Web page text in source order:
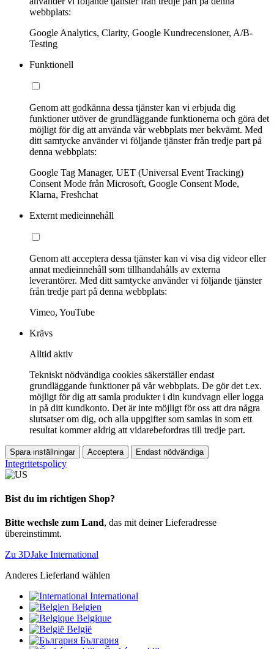
webbplats:
Google Analytics, Clarity, Google Kundrecensioner, A/B-
Testing
Funktionell
Genom att godkänna dessa tjänster kan vi erbjuda dig
funktioner utöver de grundläggande funktionerna och göra det
möjligt för dig att använda vår webbplats mer bekvämt. Med
ditt samtycke använder vi följande tjänster från tredje part på
denna webbplats:
Google Tag Manager, UET (Universal Event Tracking)
Consent Mode från Microsoft, Google Consent Mode,
Klarna, Freshchat
Externt medieinnehåll
Genom att acceptera dessa tjänster kan vi visa dig videor eller
annat medieinnehåll som tillhandahålls av externa
leverantörer. Med ditt samtycke använder vi följande tjänster
från tredje part på denna webbplats:
Vimeo, YouTube
Krävs
Alltid aktiv
Tekniskt nödvändiga cookies säkerställer endast
grundläggande funktioner på vår webbplats. De gör det t.ex.
möjligt för dig att samla produkter i din kundvagn eller logga
in på ditt kundkonto. Det är inte möjligt för oss att dra några
slutsatser om dig, och alla uppgifter som samlas in som ett
resultat kommer aldrig att vidarebefordras till tredje part.
Spara inställningar Acceptera Endast nödvändiga
Integritetspolicy
Bist du im richtigen Shop?
Bitte wechsle zum Land, das mit deiner Lieferadresse
übereinstimmt.
Zu 3DJake International
Anderes Lieferland wählen
International
Belgien
Belgique
België
България